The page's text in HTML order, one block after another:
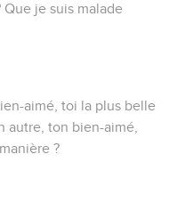
je suis malade
aimé, toi la plus belle
autre, ton bien-aimé,
?